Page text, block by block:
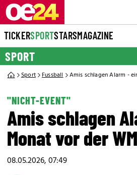
TICKERSPORTSTARSMAGAZINE
SPORT
Sport Fussball Amis schlagen Alarm -
"NICHT-EVENT"
Amis schlagen
Monat vor der WM
08.05.2026, 07:49